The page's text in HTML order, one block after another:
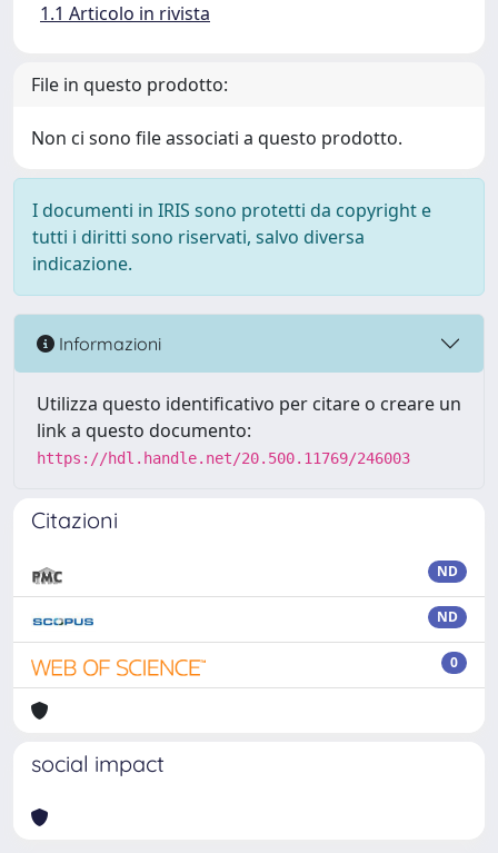
1.1 Articolo in rivista
File in questo prodotto:
Non ci sono file associati a questo prodotto.
I documenti in IRIS sono protetti da copyright e
tutti i diritti sono riservati, salvo diversa
indicazione.
Informazioni
Utilizza questo identificativo per citare o creare un
link a questo documento:
https://hdl.handle.net/20.500.11769/246003
Citazioni
ND
ND
0
social impact